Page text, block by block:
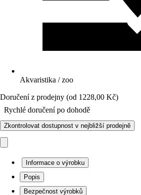
Akvaristika / zoo
Doručení z prodejny (od 1228,00 Kč)
Rychlé doručení po dohodě
Zkontrolovat dostupnost v nejbližší prodejně
Informace o výrobku
Popis
Bezpečnost výrobků